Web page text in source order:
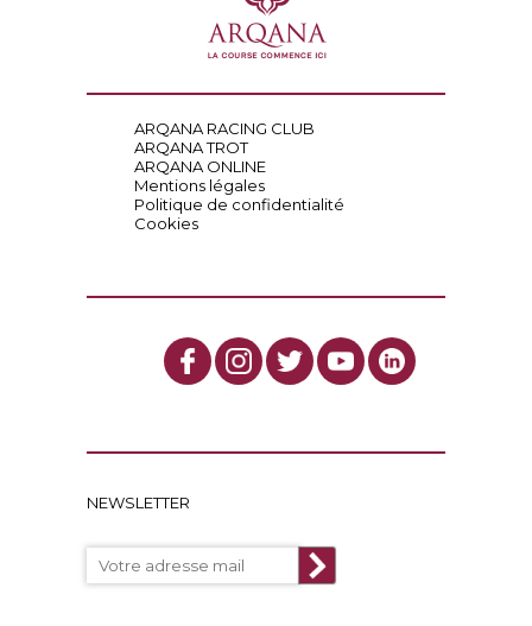
ARQANA RACING CLUB
ARQANA TROT
ARQANA ONLINE
Mentions légales
Politique de confidentialité
Cookies
NEWSLETTER